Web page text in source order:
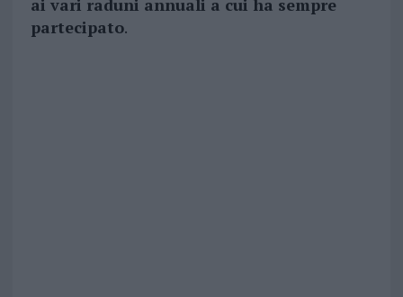
ai vari raduni annuali a cui ha sempre
partecipato.